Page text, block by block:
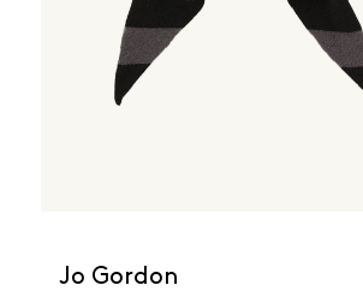
Jo Gordon